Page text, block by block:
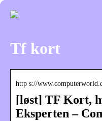
Tf kort
http s://
[løst] TF Kort,
Eksperten –